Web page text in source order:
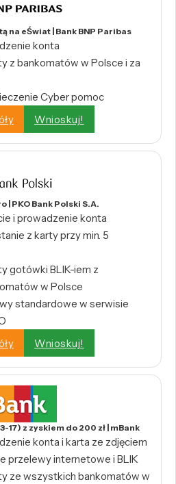
na eŚwiat | Bank BNP Paribas
konta
z bankomatów w Polsce i za
Cyber pomoc
Wnioskuj!
| PKO Bank Polski S.A.
i prowadzenie konta
z karty przy min. 5
gotówki BLIK-iem z
w Polsce
standardowe w serwisie
Wnioskuj!
17) z zyskiem do 200 zł | mBank
konta i karta ze zdjęciem
przelewy internetowe i BLIK
ze wszystkich bankomatów w